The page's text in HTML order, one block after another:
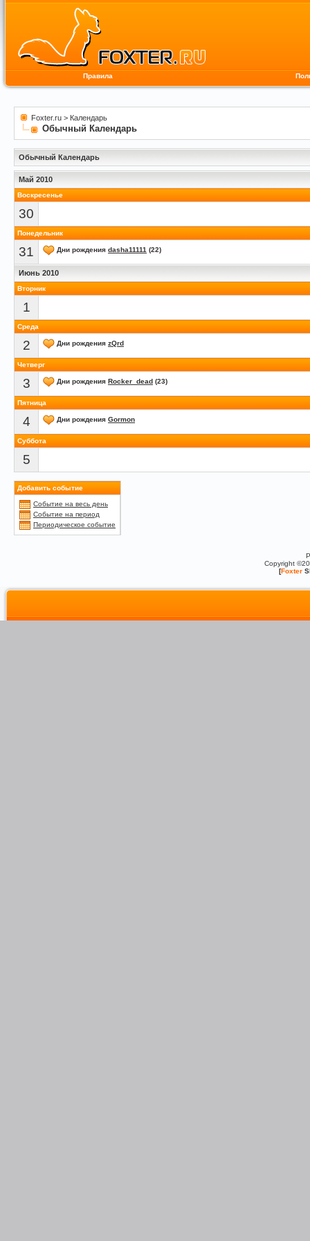
Правила
Foxter.ru > Календарь
Обычный Календарь
Обычный Календарь
Май 2010
Воскресенье
30
Понедельник
31 Дни рождения dasha11111 (22)
Июнь 2010
Вторник
1
Среда
2 Дни рождения zQrd
Четверг
3 Дни рождения Rocker_dead (23)
Пятница
4 Дни рождения Gormon
Суббота
5
Добавить событие
Событие на весь день
Событие на период
Периодическое событие
Copyright
[Foxter